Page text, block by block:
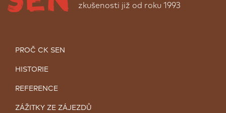
zkušenosti již od roku 1993
PROČ CK SEN
HISTORIE
REFERENCE
ZÁŽITKY ZE ZÁJEZDŮ